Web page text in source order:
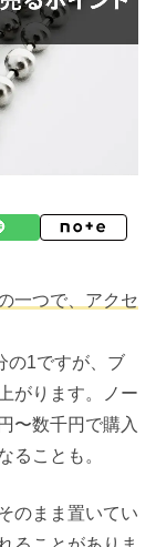
一つで、アクセ
の1ですが、ブ
がります。ノー
〜数千円で購入
ることも。
のまま置いてい